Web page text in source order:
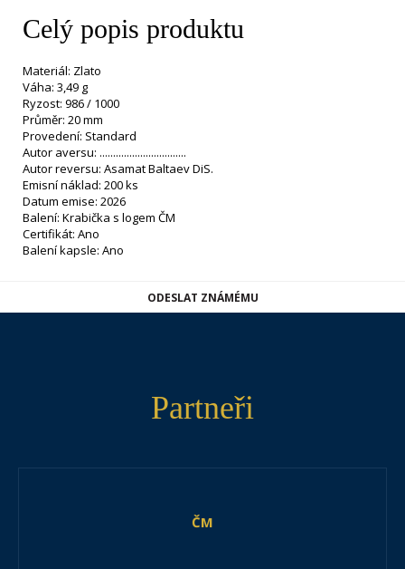
Celý popis produktu
Materiál: Zlato
Váha: 3,49 g
Ryzost: 986 / 1000
Průměr: 20 mm
Provedení: Standard
Autor aversu: ................................
Autor reversu: Asamat Baltaev DiS.
Emisní náklad: 200 ks
Datum emise: 2026
Balení: Krabička s logem ČM
Certifikát: Ano
Balení kapsle: Ano
ODESLAT ZNÁMÉMU
Partneři
ČM